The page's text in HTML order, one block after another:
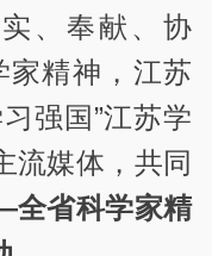
、奉献、协
家精神，江苏
强国”江苏学
流媒体，共同
省科学家精